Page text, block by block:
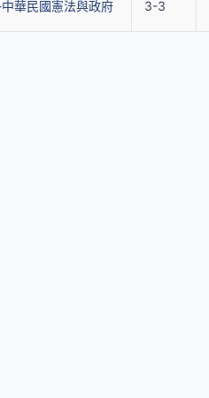
華民國憲法與政府 3-3